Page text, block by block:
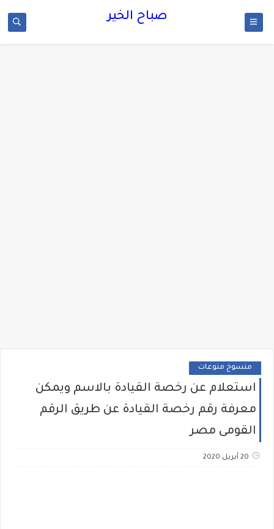
صباح الخير
منسوخ منوعات
استعلام عن رخصة القيادة بالاسم ويمكن
معرفة رقم رخصة القيادة عن طريق الرقم
القومى مصر
20 أبريل 2020